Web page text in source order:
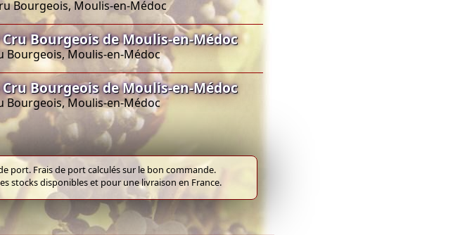
Bourgeois, Moulis-en-Médoc
Bourgeois de Moulis-en-Médoc
Bourgeois, Moulis-en-Médoc
Bourgeois de Moulis-en-Médoc
Bourgeois, Moulis-en-Médoc
port. Frais de port calculés sur le bon commande.
stocks disponibles et pour une livraison en France.